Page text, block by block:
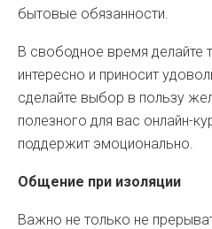
бытовые обязанности.
В свободное время делайте
интересно и приносит
сделайте выбор в пользу
полезного для вас онлайн-
поддержит эмоционально.
Общение при изоляции
Важно не только не